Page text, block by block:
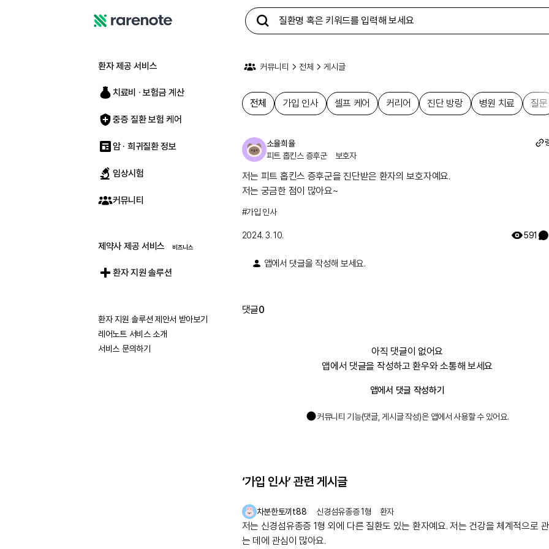
트
환자 제공 서비스
치료비 ∙ 보험금 계산
중증 질환 보험 케어
암 · 희귀질환 정보
임상시험
커뮤니티
제약사 제공 서비스
환자 지원 솔루션
환자 지원 솔루션 제안서 받아보기
레어노트 서비스 소개
서비스 문의하기
커뮤니티 전체 게시글
전체 가입 인사 셀프 케어 커리어 진단 방랑 병원 치료 질문
전체 가입 인사 셀프 케어 커리어 진단 방랑
소율희율
피트 홉킨스 증후군
보호자
저는 피트 홉킨스 증후군을 진단받은 환자의 보호자예요.
저는 궁금한 점이 많아요~
#가입 인사
2024. 3. 10. 591
앱에서 댓글을 작성해 보세요.
댓글0
아직 댓글이 없어요
앱에서 댓글을 작성하고 환우와 소통해 보세요
앱에서 댓글 작성하기
커뮤니티 기능(댓글, 게시글 작성)은 앱에서 사용할 수 있어요.
‘가입 인사’관련 게시글
차분한토끼t88 신경섬유종증 1형 환자
저는 신경섬유종증 1형 외에 다른 질환도 있는 환자예요. 저는 건강을 체계적으로
는 데에 관심이 많아요.